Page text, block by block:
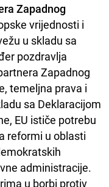
Zapadnog
vrijednosti i
u skladu sa
pozdravlja
Zapadnog
temeljna prava i
sa Deklaracijom
EU ističe potrebu
reformi u oblasti
administracije.
u borbi protiv